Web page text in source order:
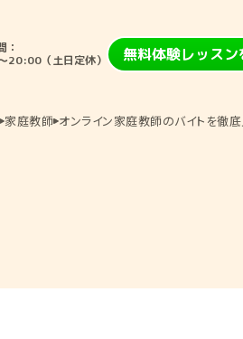
：
20:00（土日定休）
無料体験レッスン
家庭教師 オンライン家庭教師のバイトを徹